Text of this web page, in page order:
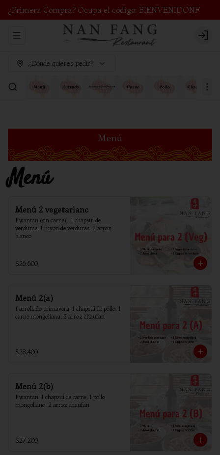
¿Primera Compra? Ocupa el código: BIENVENIDONF
Abrir menu de navegación Login
¿Dónde quieres pedir?
Menú
Menú 2 vegetariano
1 wantan (sin carne),  1 chapsui de
verduras, 1 fuyon de verduras, 2 arroz
blanco
$26.600
Menú 2(a)
1 arrollado primavera, 1 chapsui de pollo, 1
carne mongoliana, 2 arroz chaufan
$28.400
Menú 2(b)
1 wantan, 1 chapsui de carne, 1 pollo
mongoliano, 2 arroz chaufan
$27.200